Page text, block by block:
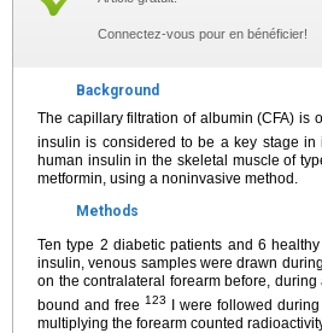
Connectez-vous pour en bénéficier!
Background
The capillary filtration of albumin (CFA) is
insulin is considered to be a key stage
human insulin in the skeletal muscle of
metformin, using a noninvasive method.
Methods
Ten type 2 diabetic patients and 6
insulin, venous samples were drawn
on the contralateral forearm before,
bound and free 123
I were followed
multiplying the forearm counted